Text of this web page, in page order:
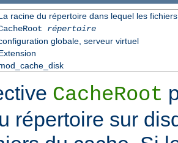
racine du répertoire dans lequel les
répertoire
globale, serveur virtuel
CacheRoot
répertoire sur